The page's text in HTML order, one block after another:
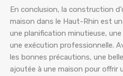
En conclusion, la construction
maison dans le Haut-Rhin est
une planification minutieuse,
une exécution professionnelle.
les bonnes précautions, une
ajoutée à une maison pour offrir